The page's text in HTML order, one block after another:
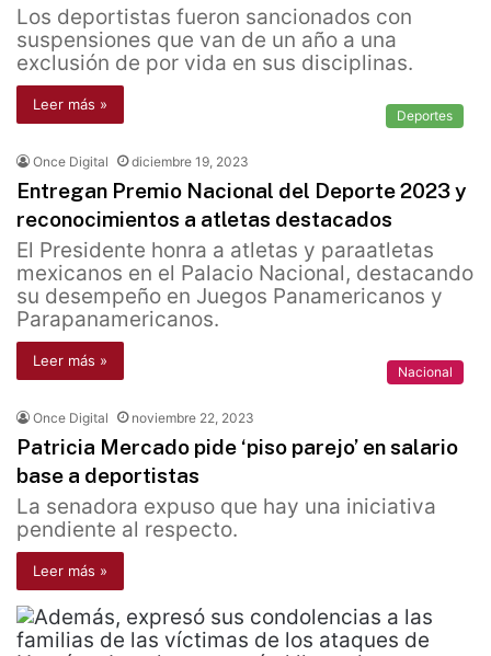
Los deportistas fueron sancionados con
suspensiones que van de un año a una
exclusión de por vida en sus disciplinas.
Leer más »
Deportes
Once Digital diciembre 19, 2023
Entregan Premio Nacional del Deporte 2023 y
reconocimientos a atletas destacados
El Presidente honra a atletas y paraatletas
mexicanos en el Palacio Nacional, destacando
su desempeño en Juegos Panamericanos y
Parapanamericanos.
Leer más »
Nacional
Once Digital noviembre 22, 2023
Patricia Mercado pide ‘piso parejo’ en salario
base a deportistas
La senadora expuso que hay una iniciativa
pendiente al respecto.
Leer más »